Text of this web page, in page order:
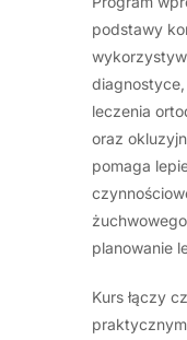
podstawy
leczenia
oraz
pomaga
planowanie
Kurs łączy